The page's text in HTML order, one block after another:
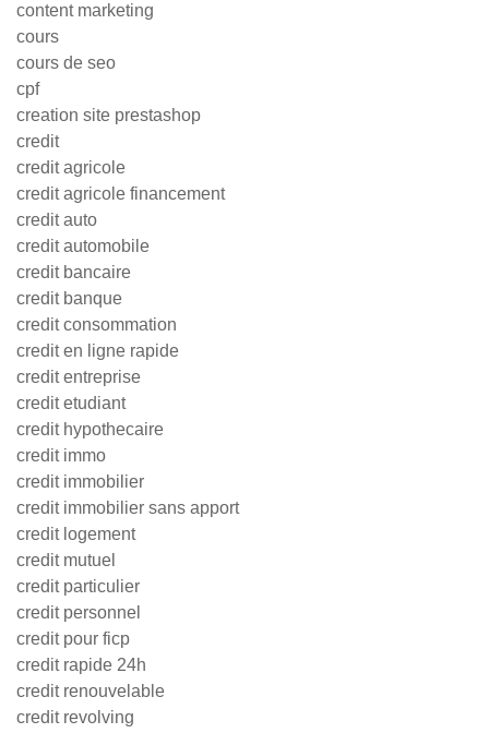
content marketing
cours
cours de seo
cpf
creation site prestashop
credit
credit agricole
credit agricole financement
credit auto
credit automobile
credit bancaire
credit banque
credit consommation
credit en ligne rapide
credit entreprise
credit etudiant
credit hypothecaire
credit immo
credit immobilier
credit immobilier sans apport
credit logement
credit mutuel
credit particulier
credit personnel
credit pour ficp
credit rapide 24h
credit renouvelable
credit revolving